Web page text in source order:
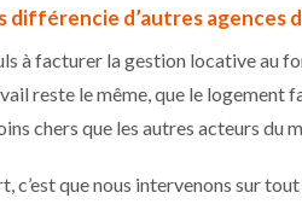
différencie d’autres agences
à facturer la gestion locative au
reste le même, que le logement
chers que les autres acteurs du
c’est que nous intervenons sur